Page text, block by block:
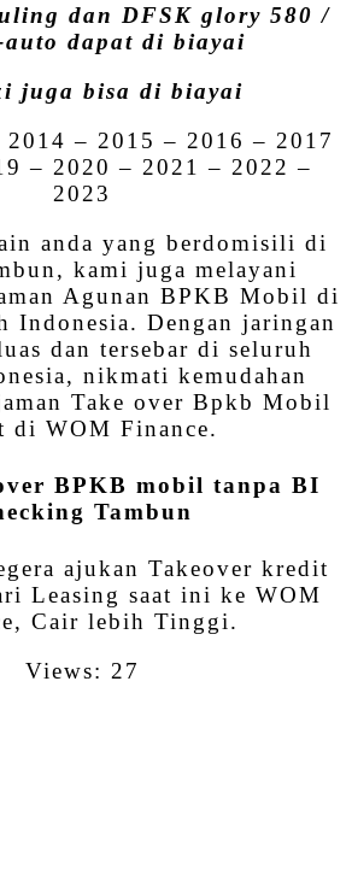
dan DFSK glory 580 /
dapat di biayai
juga bisa di biayai
– 2015 – 2016 – 2017
– 2020 – 2021 – 2022 –
2023
anda yang berdomisili di
kami juga melayani
Agunan BPKB Mobil di
Indonesia. Dengan jaringan
dan tersebar di seluruh
nikmati kemudahan
Take over Bpkb Mobil
di WOM Finance.
BPKB mobil tanpa BI
Tambun
ajukan Takeover kredit
Leasing saat ini ke WOM
Cair lebih Tinggi.
Views: 27